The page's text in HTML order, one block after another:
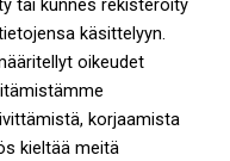
tai kunnes rekisteröity
käsittelyyn.
oikeudet
korjaamista
kieltää meitä